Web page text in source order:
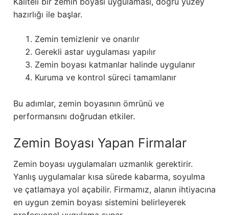
hazırlığı ile başlar.
Zemin temizlenir ve onarılır
Gerekli astar uygulaması yapılır
Zemin boyası katmanlar halinde uygulanır
Kuruma ve kontrol süreci tamamlanır
Bu adımlar, zemin boyasının ömrünü ve
performansını doğrudan etkiler.
Zemin Boyası Yapan Firmalar
Zemin boyası uygulamaları uzmanlık gerektirir.
Yanlış uygulamalar kısa sürede kabarma, soyulma
ve çatlamaya yol açabilir. Firmamız, alanın ihtiyacına
en uygun zemin boyası sistemini belirleyerek